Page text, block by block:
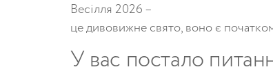
Весілля 2026 –
цедивовижнесвято,воноє
У вас постало